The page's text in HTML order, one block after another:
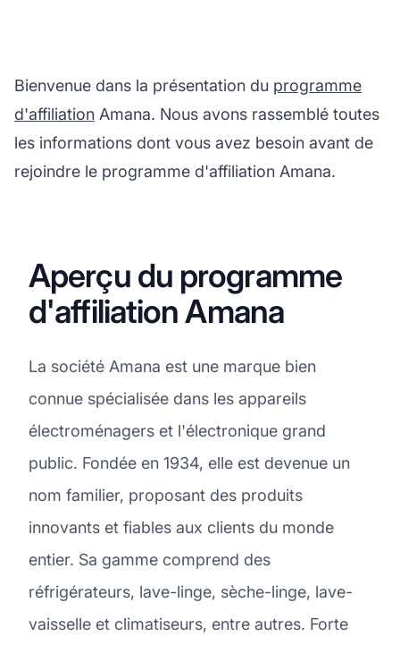
Bienvenue dans la présentation du programme
d'affiliation Amana. Nous avons rassemblé toutes
les informations dont vous avez besoin avant de
rejoindre le programme d'affiliation Amana.
Aperçu du programme
d'affiliation Amana
La société Amana est une marque bien
connue spécialisée dans les appareils
électroménagers et l'électronique grand
public. Fondée en 1934, elle est devenue un
nom familier, proposant des produits
innovants et fiables aux clients du monde
entier. Sa gamme comprend des
réfrigérateurs, lave-linge, sèche-linge, lave-
vaisselle et climatiseurs, entre autres. Forte